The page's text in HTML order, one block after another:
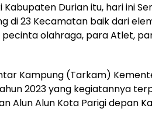
Durian itu, hari ini
di 23 Kecamatan baik dari
olahraga, para Atlet,
Kampung (Tarkam)
2023 yang kegiatannya
Alun Alun Kota Parigi depan